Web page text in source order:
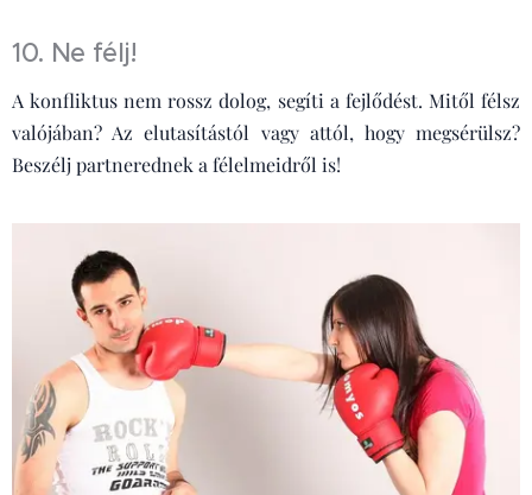
10. Ne félj!
A konfliktus nem rossz dolog, segíti a fejlődést. Mitől félsz
valójában? Az elutasítástól vagy attól, hogy megsérülsz?
Beszélj partnerednek a félelmeidről is!